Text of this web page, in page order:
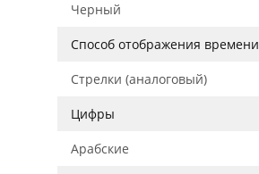
Черный
Способ отображения времени
Стрелки (аналоговый)
Цифры
Арабские